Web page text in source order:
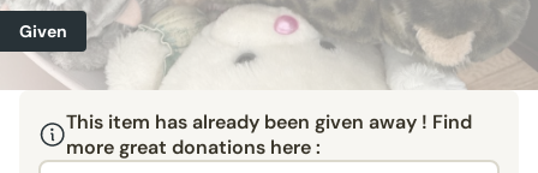
Given
This item has already been given away ! Find
more great donations here :